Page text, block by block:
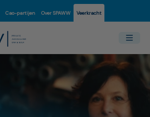
Cao-partijen Over SPAWW Veerkracht